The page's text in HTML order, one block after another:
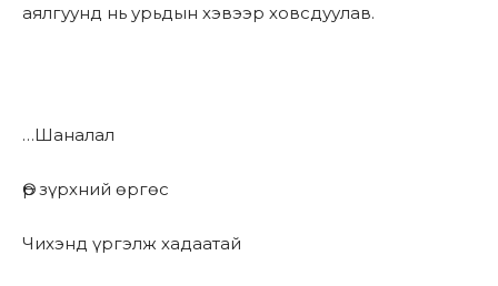
аялгуунд нь урьдын хэвээр ховсдуулав.
…Шаналал
Өр зүрхний өргөс
Чихэнд үргэлж хадаатай